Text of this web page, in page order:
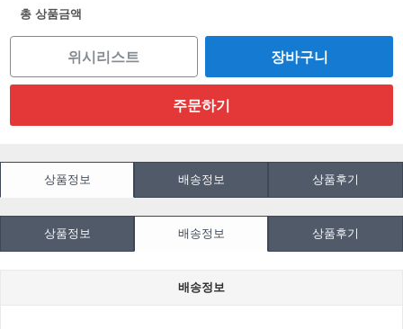
총 상품금액
위시리스트
상품정보 배송정보 상품후기
상품정보 배송정보 상품후기
배송정보